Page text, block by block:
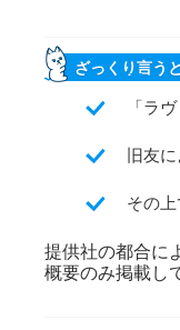
ざっくり言うと
「ラ
旧友
その
提供社の都合に
概要のみ掲載し